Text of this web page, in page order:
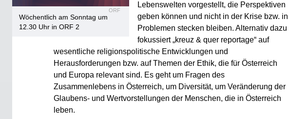
ORF
Wöchentlich am Sonntag um
12.30 Uhr in ORF 2
Lebenswelten vorgestellt, die Perspektiven
geben können und nicht in der Krise bzw. in
Problemen stecken bleiben. Alternativ dazu
fokussiert „kreuz & quer reportage“ auf
wesentliche religionspolitische Entwicklungen und
Herausforderungen bzw. auf Themen der Ethik, die für Österreich
und Europa relevant sind. Es geht um Fragen des
Zusammenlebens in Österreich, um Diversität, um Veränderung der
Glaubens- und Wertvorstellungen der Menschen, die in Österreich
leben.